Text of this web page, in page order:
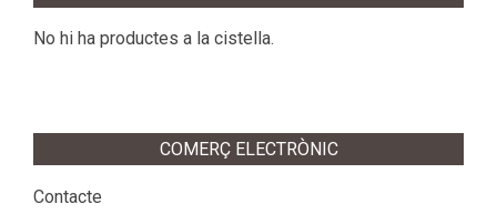
No hi ha productes a la cistella.
COMERÇ ELECTRÒNIC
Contacte